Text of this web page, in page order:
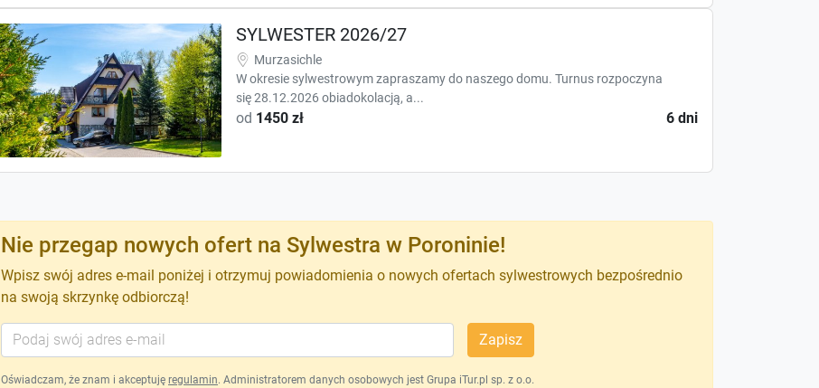
SYLWESTER 2026/27
Murzasichle
W okresie sylwestrowym zapraszamy do naszego domu. Turnus rozpoczyna
się 28.12.2026 obiadokolacją, a...
od 1450 zł 6 dni
Nie przegap nowych ofert na Sylwestra w Poroninie!
Wpisz swój adres e-mail poniżej i otrzymuj powiadomienia o nowych ofertach sylwestrowych bezpośrednio
na swoją skrzynkę odbiorczą!
Zapisz
Oświadczam, że znam i akceptuję regulamin. Administratorem danych osobowych jest Grupa iTur.pl sp. z o.o.